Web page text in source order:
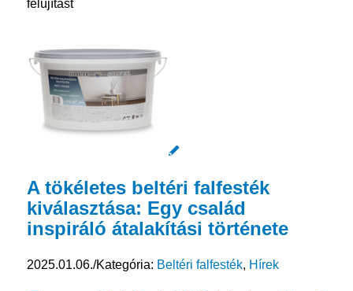
felújítást
A tökéletes beltéri falfesték
kiválasztása: Egy család
inspiráló átalakítási története
2025.01.06./Kategória: Beltéri falfesték, Hírek